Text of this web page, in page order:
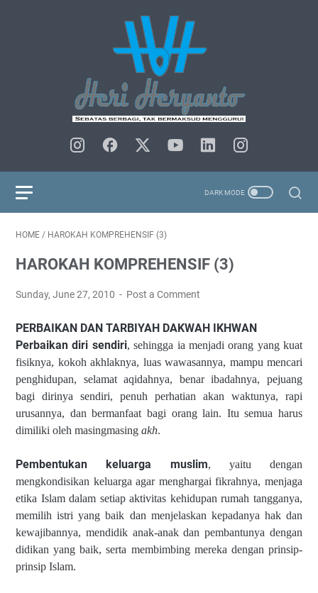
HOME / HAROKAH KOMPREHENSIF (3)
HAROKAH KOMPREHENSIF (3)
Sunday, June 27, 2010 Post a Comment
PERBAIKAN DAN TARBIYAH DAKWAH IKHWAN
Perbaikan diri sendiri, sehingga ia menjadi orang yang kuat
fisiknya, kokoh akhlaknya, luas wawasannya, mampu mencari
penghidupan, selamat aqidahnya, benar ibadahnya, pejuang
bagi dirinya sendiri, penuh perhatian akan waktunya, rapi
urusannya, dan bermanfaat bagi orang lain. Itu semua harus
dimiliki oleh masingmasing akh.
Pembentukan keluarga muslim, yaitu dengan
mengkondisikan keluarga agar menghargai fikrahnya, menjaga
etika Islam dalam setiap aktivitas kehidupan rumah tangganya,
memilih istri yang baik dan menjelaskan kepadanya hak dan
kewajibannya, mendidik anak-anak dan pembantunya dengan
didikan yang baik, serta membimbing mereka dengan prinsip-
prinsip Islam.